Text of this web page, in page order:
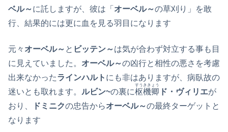
ベル～に託しますが、彼は「 オーベル～の草刈り」を敢
行、結果的には更に血を見る羽目になります
元々 オーベル～ と ビッテン～は気が合わず対立する事も目
に見えていました。 オーベル～の凶行と相性の悪さを考慮
出来なかったラインハルト にも非はありますが、病臥故の
迷いとも取れます。 ルビン~の裏に枢機卿
すうききょう
ド・ヴィリエが
おり、
ドミニクの忠告からオーベル～の最終ターゲットと
なります